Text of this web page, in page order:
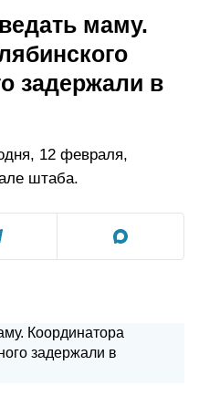
маму.
задержали в
12 февраля,
штаба.